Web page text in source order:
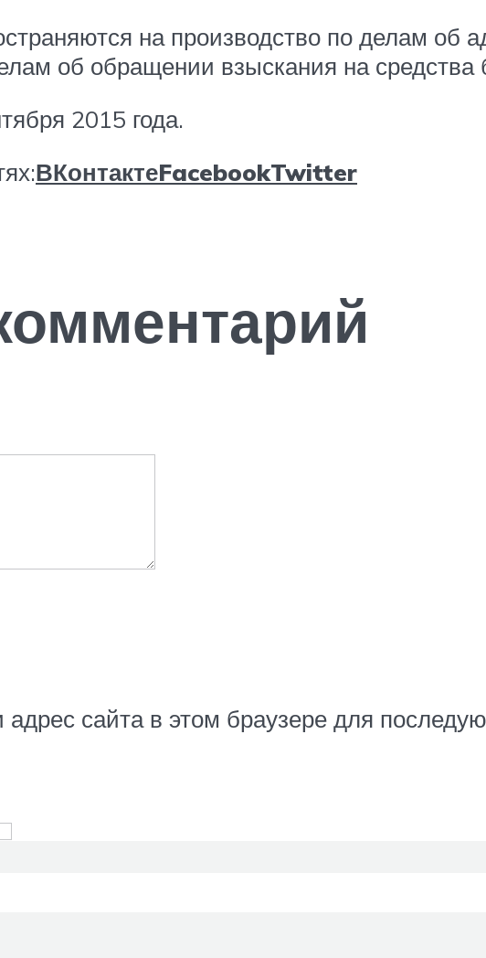
на производство по делам об
об обращении взыскания на
2015 года.
ВКонтактеFacebookTwitter
сайта в этом браузере для